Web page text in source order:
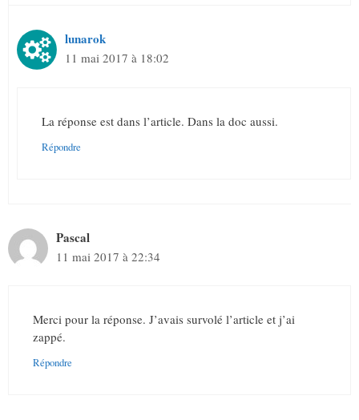
lunarok
11 mai 2017 à 18:02
La réponse est dans l’article. Dans la doc aussi.
Répondre
Pascal
11 mai 2017 à 22:34
Merci pour la réponse. J’avais survolé l’article et j’ai
zappé.
Répondre